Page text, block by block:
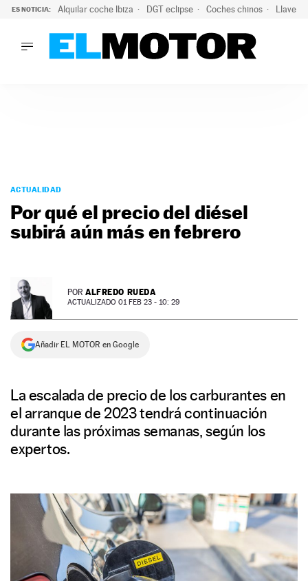
ES NOTICIA: Alquilar coche Ibiza DGT eclipse Coches chinos Llaves
PODCAST
MOTOS
TECNOLOGÍA
PREMIOS
SERVICIOS
ACTUALIDAD
Por qué el precio del diésel
subirá aún más en febrero
POR ALFREDO RUEDA
ACTUALIZADO 01 FEB 23 - 10: 29
Añadir EL MOTOR en Google
La escalada de precio de los carburantes en
el arranque de 2023 tendrá continuación
durante las próximas semanas, según los
expertos.